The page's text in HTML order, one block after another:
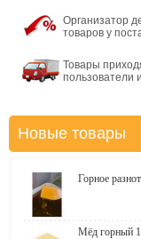
Организатор
товаров у
Товары
пользователи
Новые товары
Горное
Мёд горный